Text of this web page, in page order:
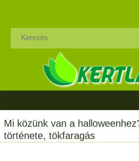
Mi közünk van a
története, tökfaragás